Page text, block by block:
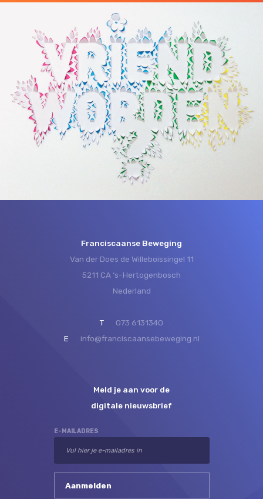
Franciscaanse Beweging
Van der Does de Willeboissingel 11
5211 CA ‘s-Hertogenbosch
Nederland
T
073 6131340
E
info@franciscaansebeweging.nl
Meld je aan voor de
digitale nieuwsbrief
E-MAILADRES